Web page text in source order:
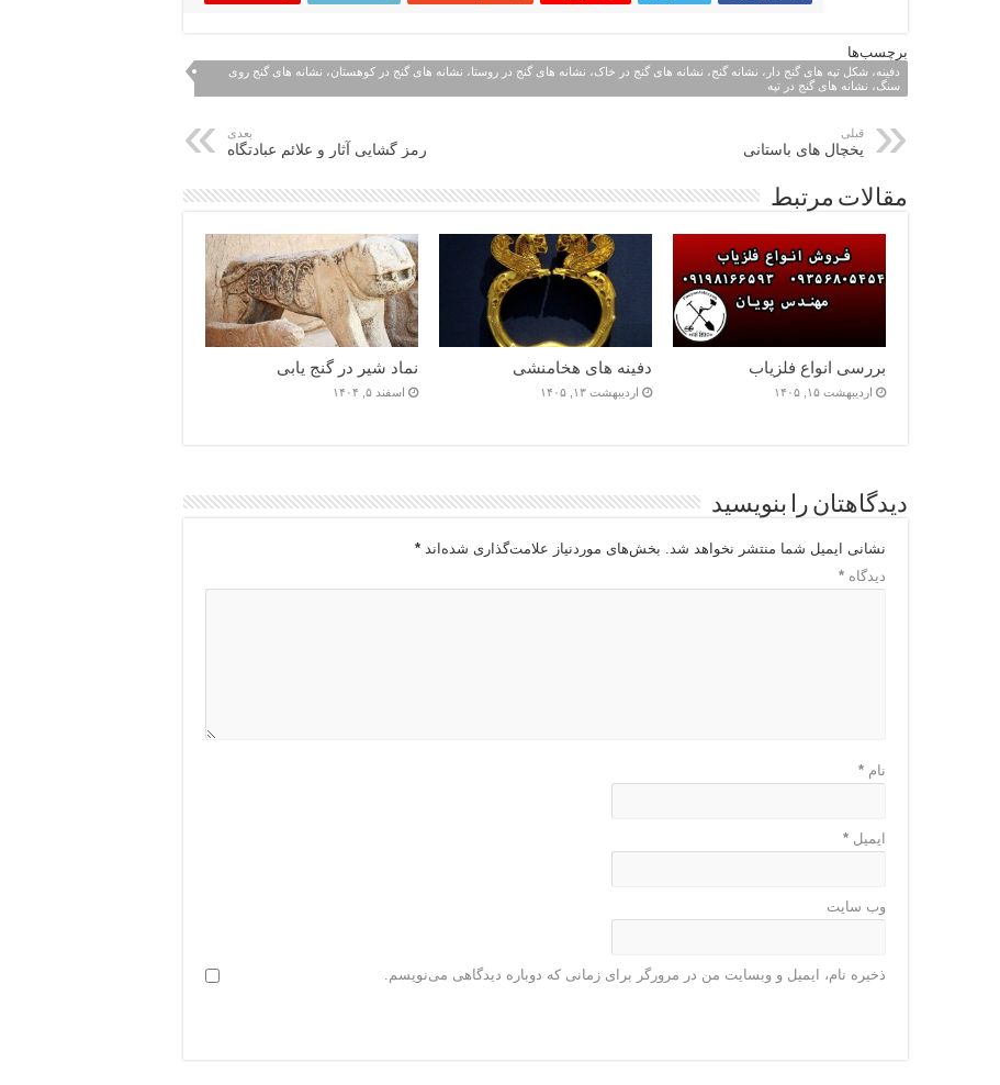
برچسب‌ها
دفینه، شکل تپه های گنج دار، نشانه گنج، نشانه های گنج در خاک، نشانه های گنج در روستا، نشانه های گنج در کوهستان، نشانه های گنج روی
سنگ، نشانه های گنج در تپه
قبلی
یخچال های باستانی
بعدی
رمز گشایی آثار و علائم عبادتگاه
مقالات مرتبط
بررسی انواع فلزیاب
اردیبهشت ۱۵, ۱۴۰۵
دفینه های هخامنشی
اردیبهشت ۱۳, ۱۴۰۵
نماد شیر در گنج یابی
اسفند ۵, ۱۴۰۴
دیدگاهتان را بنویسید
نشانی ایمیل شما منتشر نخواهد شد. بخش‌های موردنیاز علامت‌گذاری شده‌اند *
دیدگاه *
نام *
ایمیل *
وب‌ سایت
ذخیره نام، ایمیل و وبسایت من در مرورگر برای زمانی که دوباره دیدگاهی می‌نویسم.